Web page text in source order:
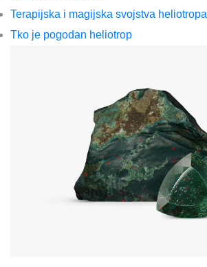
Terapijska i magijska svojstva heliotropa
Tko je pogodan heliotrop